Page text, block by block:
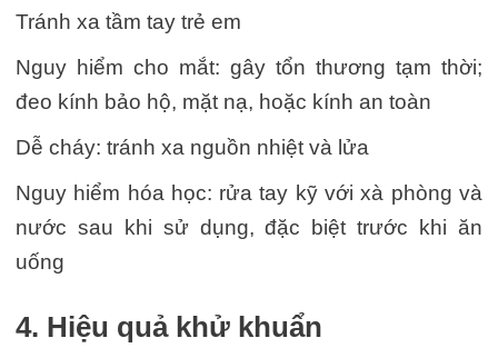
Tránh xa tầm tay trẻ em
Nguy hiểm cho mắt: gây tổn thương tạm thời;
đeo kính bảo hộ, mặt nạ, hoặc kính an toàn
Dễ cháy: tránh xa nguồn nhiệt và lửa
Nguy hiểm hóa học: rửa tay kỹ với xà phòng và
nước sau khi sử dụng, đặc biệt trước khi ăn
uống
4. Hiệu quả khử khuẩn